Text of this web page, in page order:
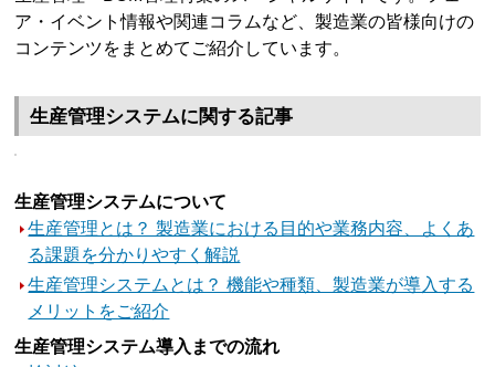
ア・イベント情報や関連コラムなど、製造業の皆様向けの
コンテンツをまとめてご紹介しています。
生産管理システムに関する記事
生産管理システムについて
生産管理とは？ 製造業における目的や業務内容、よくあ
る課題を分かりやすく解説
生産管理システムとは？ 機能や種類、製造業が導入する
メリットをご紹介
生産管理システム導入までの流れ